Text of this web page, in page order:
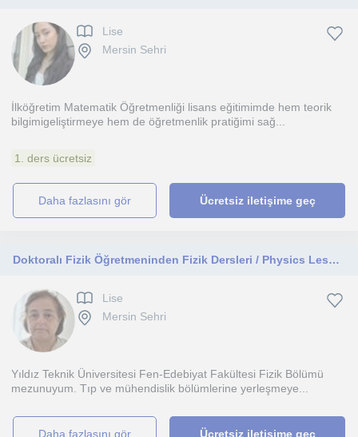
Lise
Mersin Sehri
İlköğretim Matematik Öğretmenliği lisans eğitimimde hem teorik
bilgimigeliştirmeye hem de öğretmenlik pratiğimi sağ...
1. ders ücretsiz
daha fazlasını gör Ücretsiz iletişime geç
Doktoralı Fizik Öğretmeninden Fizik Dersleri / Physics Lessons from a Physics Teacher with a PhD
Lise
Mersin Sehri
Yıldız Teknik Üniversitesi Fen-Edebiyat Fakültesi Fizik Bölümü
mezunuyum. Tıp ve mühendislik bölümlerine yerleşmeye...
daha fazlasını gör Ücretsiz iletişime geç